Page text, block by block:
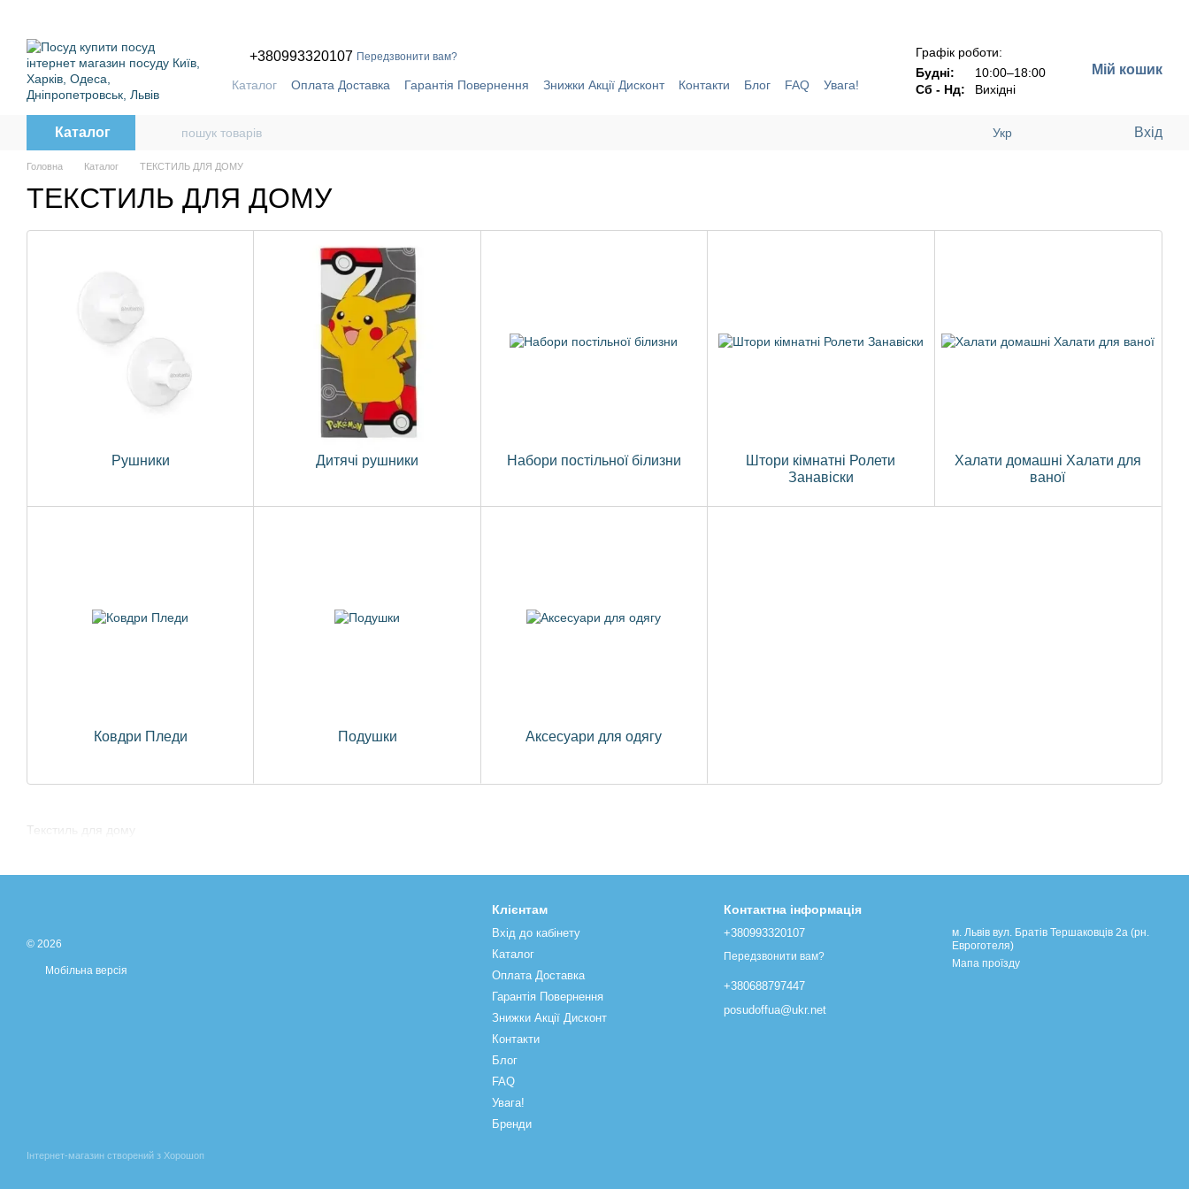
+380993320107 Передзвонити вам?
Каталог Оплата Доставка Гарантія Повернення Знижки Акції Дисконт Контакти Блог FAQ
Увага!
Графік роботи:
Будні:
10:00–18:00
Сб - Нд:
Вихідні
Мій кошик
Каталог Укр Вхід
Головна Каталог ТЕКСТИЛЬ ДЛЯ ДОМУ
ТЕКСТИЛЬ ДЛЯ ДОМУ
Текстиль для дому
Рушники Дитячі рушники Набори постільної білизни
Штори кімнатні Ролети
Занавіски
Халати домашні Халати для
ваної
Ковдри Пледи Подушки Аксесуари для одягу
© 2026
Мобільна версія
Інтернет-магазин створений з Хорошоп
Клієнтам
Вхід до кабінету
Каталог
Оплата Доставка
Гарантія Повернення
Знижки Акції Дисконт
Контакти
Блог
FAQ
Увага!
Бренди
Контактна інформація
+380993320107
Передзвонити вам?
+380688797447
posudoffua@ukr.net
м. Львів вул. Братів Тершаковців 2а (рн.
Евроготеля)
Мапа проїзду